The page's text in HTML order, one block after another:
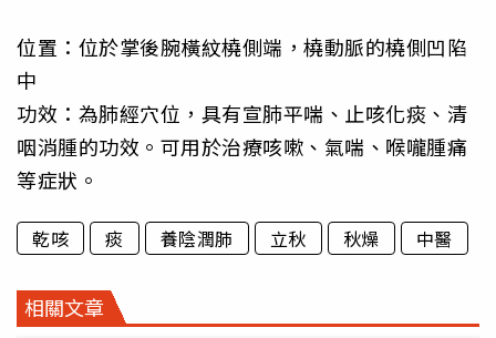
位置：位於掌後腕橫紋橈側端，橈動脈的橈側凹陷
中
功效：為肺經穴位，具有宣肺平喘、止咳化痰、清
咽消腫的功效。可用於治療咳嗽、氣喘、喉嚨腫痛
等症狀。
乾咳 痰 養陰潤肺 立秋 秋燥 中醫
相關文章